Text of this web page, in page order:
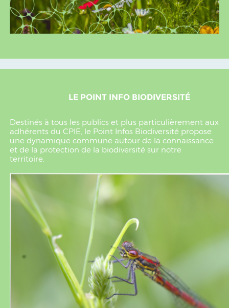
LE POINT INFO BIODIVERSITÉ
Destinés à tous les publics et plus particulièrement aux
adhérents du CPIE, le Point Infos Biodiversité propose
une dynamique commune autour de la connaissance
et de la protection de la biodiversité sur notre
territoire.